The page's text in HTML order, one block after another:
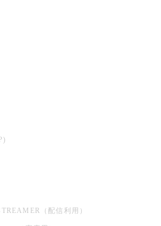
（配信利用）